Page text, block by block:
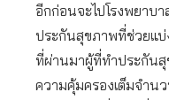
อีกก่อนจะไปโรงพยาบ
ประกันสุขภาพที่ช่วยแบ่
ที่ผ่านมาผู้ที่ทำประกันสุ
ความคุ้มครองเต็มจำน